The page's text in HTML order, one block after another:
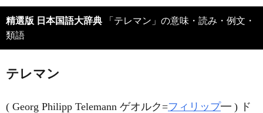
精選版 日本国語大辞典 「テレマン」の意味・読み・例文・
類語
テレマン
( Georg Philipp Telemann ゲオルク=フィリップ━ ) ド